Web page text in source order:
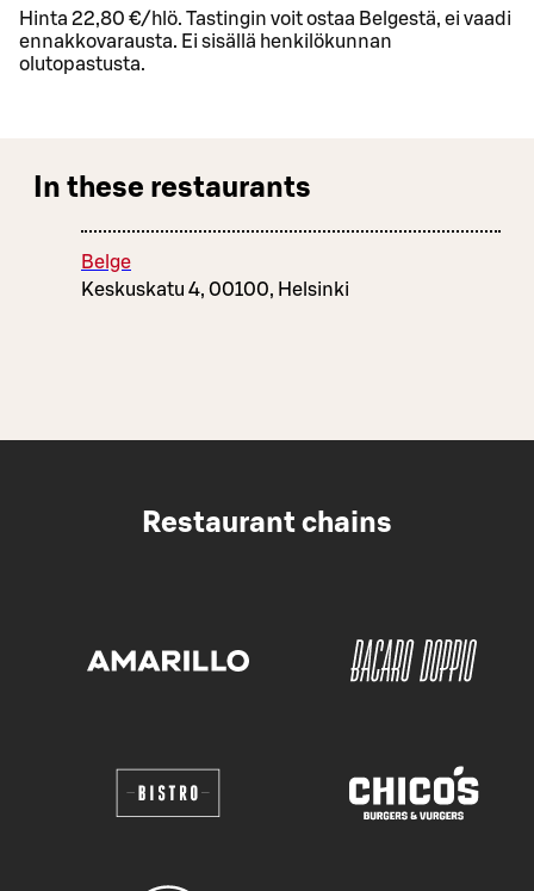
Hinta 22,80 €/hlö. Tastingin voit ostaa Belgestä, ei vaadi
ennakkovarausta. Ei sisällä henkilökunnan
olutopastusta.
In these restaurants
Belge
Keskuskatu 4, 00100, Helsinki
Restaurant chains